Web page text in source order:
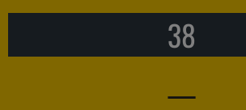
38
—